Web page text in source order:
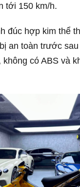
tới 150 km/h.
đúc hợp kim thể
an toàn trước
có ABS và